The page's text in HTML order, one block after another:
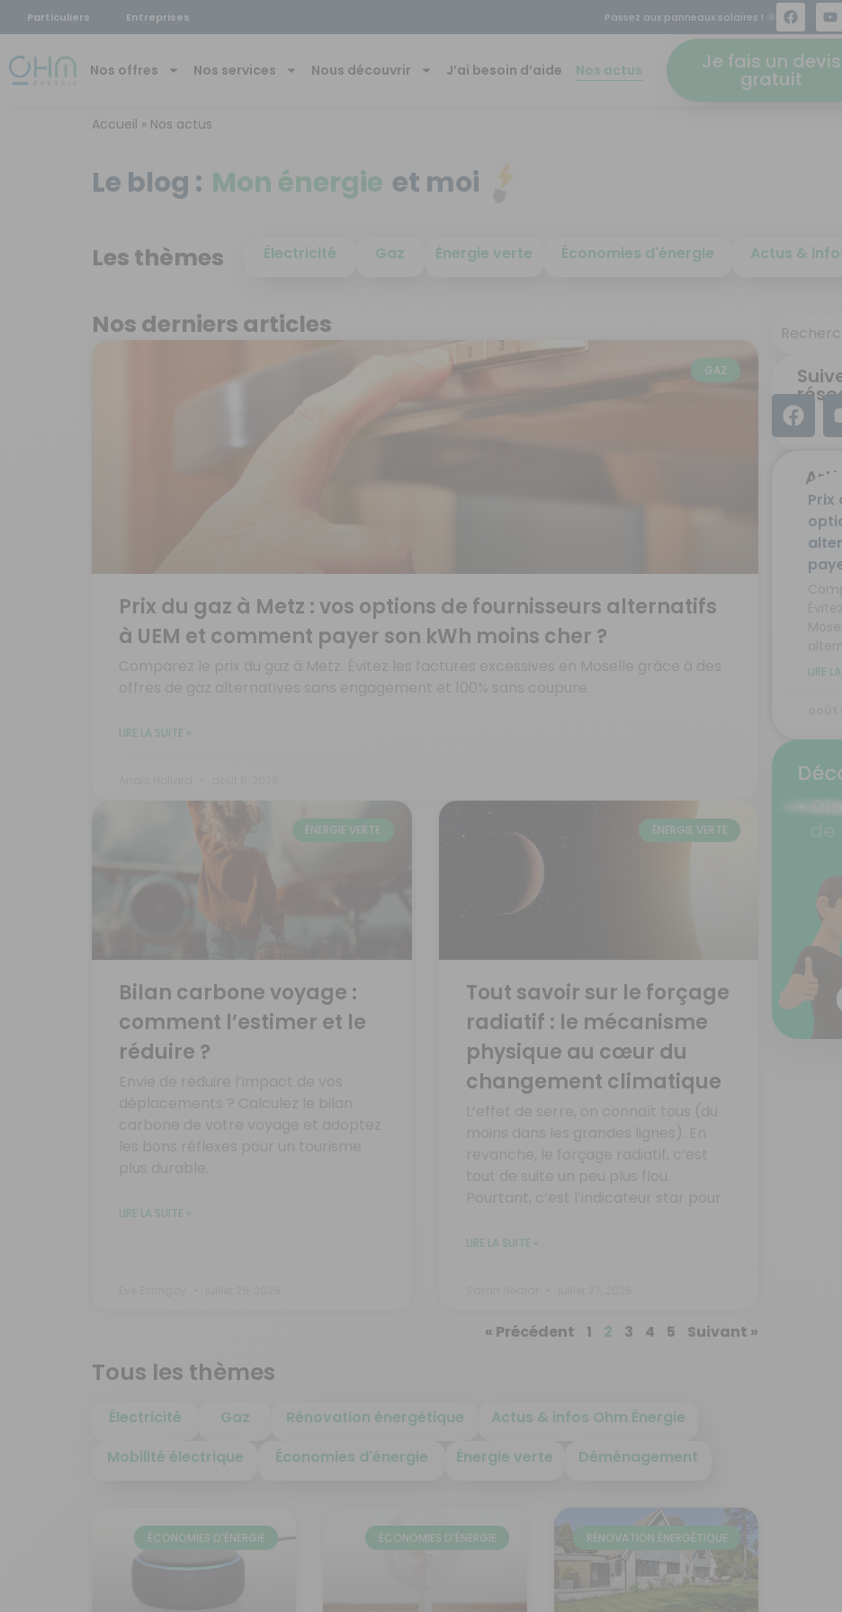
principal
Particuliers Entreprises Jusqu'à 60% d'économie sur vos factures
Nos offres Nos services Nous découvrir J’ai besoin d’aide Nos actus Je fais un devis
gratuit
Accueil » Nos actus
Le blog : Mon énergie et moi
Les thèmes Électricité Gaz Énergie verte Économies d'énergie Actus &
Nos derniers articles
GAZ
Prix du gaz à Metz : vos options de fournisseurs alternatifs
à UEM et comment payer son kWh moins cher ?
LIRE LA SUITE »
ÉNERGIE VERTE
Bilan carbone voyage :
comment l’estimer et le
réduire ?
LIRE LA SUITE »
ÉNERGIE VERTE
Tout savoir sur le forçage
radiatif : le mécanisme
physique au cœur du
changement climatique
LIRE LA SUITE »
« Précédent 1 2 3 4 5 Suivant »
Tous les thèmes
Électricité Gaz Rénovation énergétique
Actus & infos Ohm Énergie
Mobilité électrique
Économies d'énergie Énergie verte Déménagement
ÉCONOMIES D'ÉNERGIE ÉCONOMIES D'ÉNERGIE RÉNOVATION ÉNERGÉTIQUE
Prix
LIRE